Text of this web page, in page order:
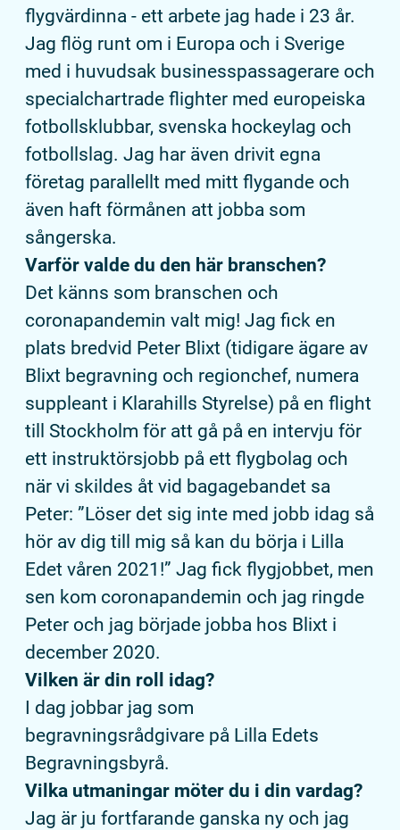
flygvärdinna - ett arbete jag hade i 23 år.
Jag flög runt om i Europa och i Sverige
med i huvudsak businesspassagerare och
specialchartrade flighter med europeiska
fotbollsklubbar, svenska hockeylag och
fotbollslag. Jag har även drivit egna
företag parallellt med mitt flygande och
även haft förmånen att jobba som
sångerska.
Varför valde du den här branschen?
Det känns som branschen och
coronapandemin valt mig! Jag fick en
plats bredvid Peter Blixt (tidigare ägare av
Blixt begravning och regionchef, numera
suppleant i Klarahills Styrelse) på en flight
till Stockholm för att gå på en intervju för
ett instruktörsjobb på ett flygbolag och
när vi skildes åt vid bagagebandet sa
Peter: ”Löser det sig inte med jobb idag så
hör av dig till mig så kan du börja i Lilla
Edet våren 2021!” Jag fick flygjobbet, men
sen kom coronapandemin och jag ringde
Peter och jag började jobba hos Blixt i
december 2020.
Vilken är din roll idag?
I dag jobbar jag som
begravningsrådgivare på Lilla Edets
Begravningsbyrå.
Vilka utmaningar möter du i din vardag?
Jag är ju fortfarande ganska ny och jag